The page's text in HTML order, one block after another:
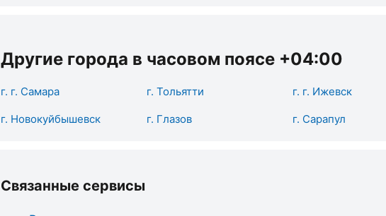
Другие города в часовом поясе +04:00
г. г. Самара г. Тольятти г. г. Ижевск
г. Новокуйбышевск г. Глазов г. Сарапул
Связанные сервисы